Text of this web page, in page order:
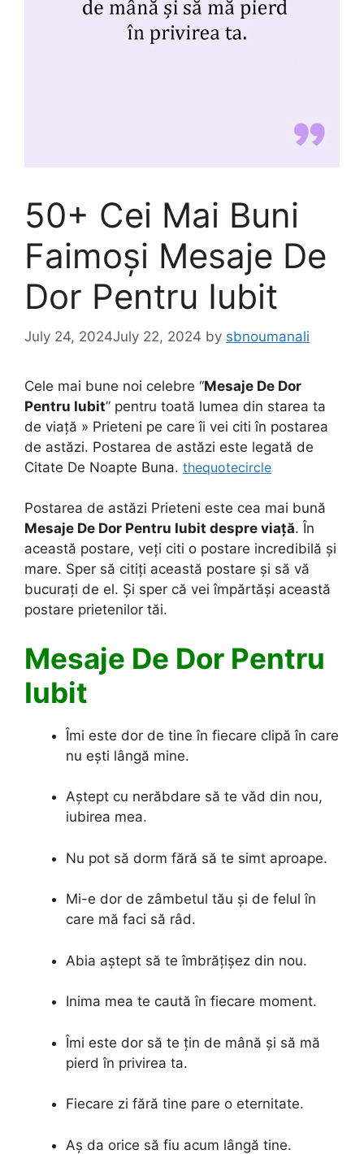
50+ Cei Mai Buni
Faimoși Mesaje De
Dor Pentru Iubit
July 24, 2024July 22, 2024 by sbnoumanali
Cele mai bune noi celebre “Mesaje De Dor
Pentru Iubit” pentru toată lumea din starea ta
de viață » Prieteni pe care îi vei citi în postarea
de astăzi. Postarea de astăzi este legată de
Citate De Noapte Buna. thequotecircle
Postarea de astăzi Prieteni este cea mai bună
Mesaje De Dor Pentru Iubit despre viață. În
această postare, veți citi o postare incredibilă și
mare. Sper să citiți această postare și să vă
bucurați de el. Și sper că vei împărtăși această
postare prietenilor tăi.
Mesaje De Dor Pentru
Iubit
Îmi este dor de tine în fiecare clipă în care
nu ești lângă mine.
Aștept cu nerăbdare să te văd din nou,
iubirea mea.
Nu pot să dorm fără să te simt aproape.
Mi-e dor de zâmbetul tău și de felul în
care mă faci să râd.
Abia aștept să te îmbrățișez din nou.
Inima mea te caută în fiecare moment.
Îmi este dor să te țin de mână și să mă
pierd în privirea ta.
Fiecare zi fără tine pare o eternitate.
Aș da orice să fiu acum lângă tine.